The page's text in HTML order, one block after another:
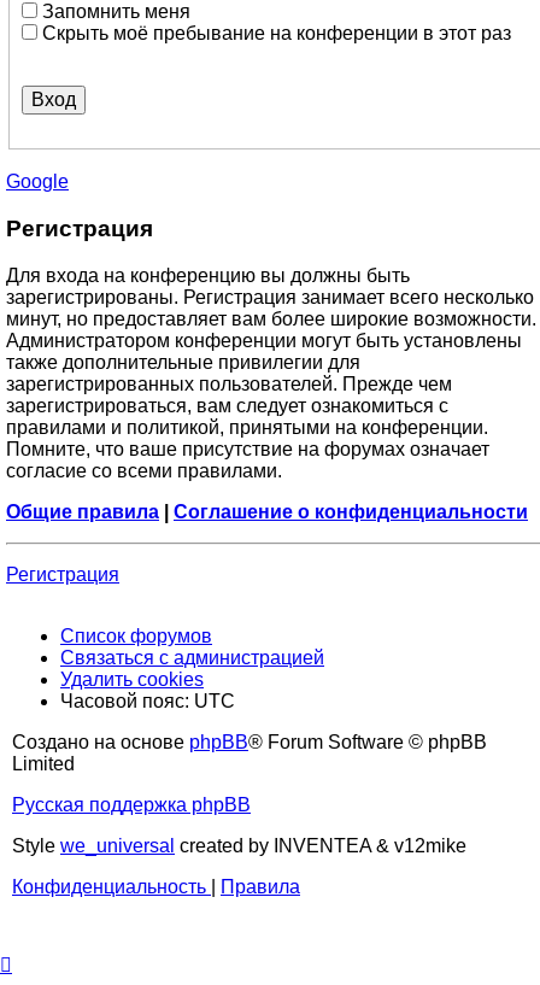
Запомнить меня
Скрыть моё пребывание на конференции в этот раз
Google
Регистрация
Для входа на конференцию вы должны быть
зарегистрированы. Регистрация занимает всего несколько
минут, но предоставляет вам более широкие возможности.
Администратором конференции могут быть установлены
также дополнительные привилегии для
зарегистрированных пользователей. Прежде чем
зарегистрироваться, вам следует ознакомиться с
правилами и политикой, принятыми на конференции.
Помните, что ваше присутствие на форумах означает
согласие со всеми правилами.
Общие правила
Соглашение о конфиденциальности
Регистрация
Список форумов
Связаться с администрацией
Удалить cookies
Часовой пояс: UTC
Создано на основе phpBB® Forum Software © phpBB
Limited
Русская поддержка phpBB
Style we_universal created by INVENTEA & v12mike
Конфиденциальность
Правила